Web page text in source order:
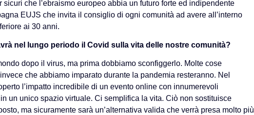
che l’ebraismo europeo abbia un futuro forte ed indipendente
EUJS che invita il consiglio di ogni comunità ad avere all’interno
ai 30 anni.
nel lungo periodo il Covid sulla vita delle nostre comunità?
dopo il virus, ma prima dobbiamo sconfiggerlo. Molte cose
che abbiamo imparato durante la pandemia resteranno. Nel
l’impatto incredibile di un evento online con innumerevoli
un unico spazio virtuale. Ci semplifica la vita. Ciò non sostituisce
ma sicuramente sarà un’alternativa valida che verrà presa molto più